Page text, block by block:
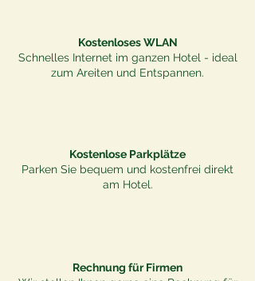
Kostenloses WLAN
Schnelles Internet im ganzen Hotel - ideal
zum Areiten und Entspannen.
Kostenlose Parkplätze
Parken Sie bequem und kostenfrei direkt
am Hotel.
Rechnung für Firmen